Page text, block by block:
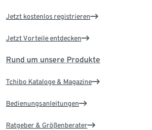
Jetzt kostenlos registrieren
Jetzt Vorteile entdecken
Rund um unsere Produkte
Tchibo Kataloge & Magazine
Bedienungsanleitungen
Ratgeber & Größenberater